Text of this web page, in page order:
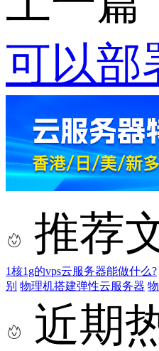
可以部
推荐
1核1g的vps云服务器能做什么?
别 物理机搭建弹性云服务器
近期